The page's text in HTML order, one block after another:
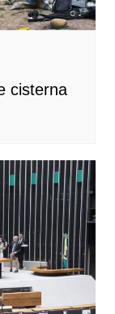
cisterna